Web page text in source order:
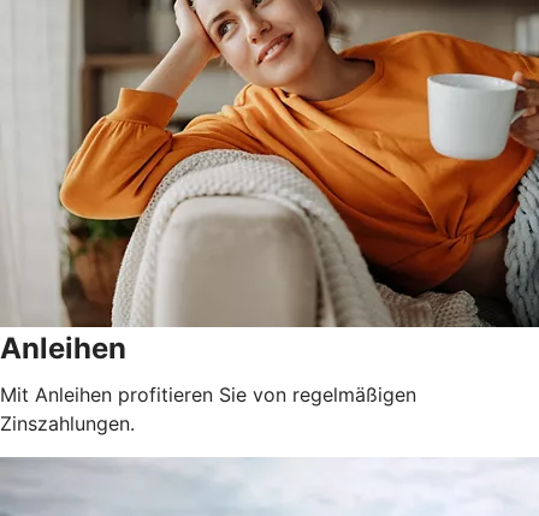
Anleihen
Mit Anleihen profitieren Sie von regelmäßigen
Zinszahlungen.